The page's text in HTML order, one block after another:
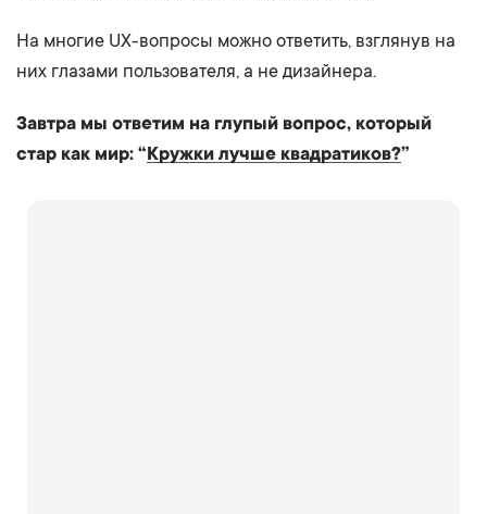
На многие UX-вопросы можно ответить, взглянув на
них глазами пользователя, а не дизайнера.
Завтра мы ответим на глупый вопрос, который
стар как мир: “Кружки лучше квадратиков?”